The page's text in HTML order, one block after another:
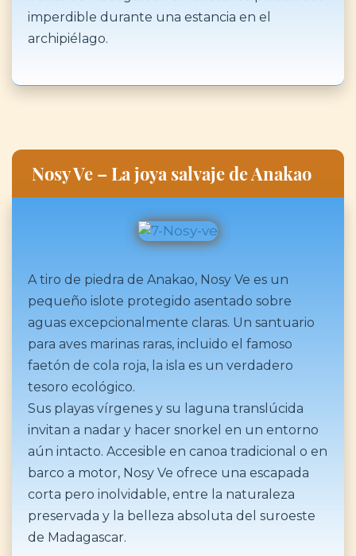
imperdible durante una estancia en el
archipiélago.
Nosy Ve – La joya salvaje de Anakao
A tiro de piedra de Anakao, Nosy Ve es un
pequeño islote protegido asentado sobre
aguas excepcionalmente claras. Un santuario
para aves marinas raras, incluido el famoso
faetón de cola roja, la isla es un verdadero
tesoro ecológico.
Sus playas vírgenes y su laguna translúcida
invitan a nadar y hacer snorkel en un entorno
aún intacto. Accesible en canoa tradicional o en
barco a motor, Nosy Ve ofrece una escapada
corta pero inolvidable, entre la naturaleza
preservada y la belleza absoluta del suroeste
de Madagascar.